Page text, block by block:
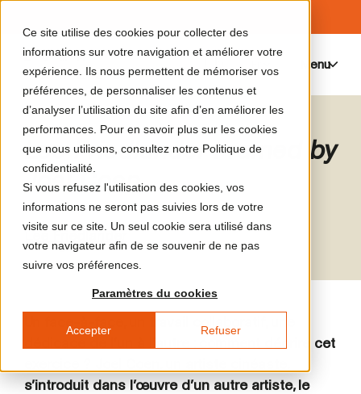
Ce site utilise des cookies pour collecter des
informations sur votre navigation et améliorer votre
expérience. Ils nous permettent de mémoriser vos
préférences, de personnaliser les contenus et
d’analyser l’utilisation du site afin d’en améliorer les
performances. Pour en savoir plus sur les cookies
que nous utilisons, consultez notre Politique de
confidentialité.
Si vous refusez l'utilisation des cookies, vos
informations ne seront pas suivies lors de votre
visite sur ce site. Un seul cookie sera utilisé dans
votre navigateur afin de se souvenir de ne pas
suivre vos préférences.
Paramètres du cookies
Accepter Refuser
Menu
Lee Friedlander Framed by
Joel Coen
Photographie
dédicace de l’un à l’autre : comment décrire cet
s’introduit dans l’œuvre d’un autre artiste, le